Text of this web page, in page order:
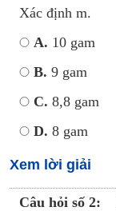
Xác định m.
A. 10 gam
B. 9 gam
C. 8,8 gam
D. 8 gam
Xem lời giải
Câu hỏi số 2: